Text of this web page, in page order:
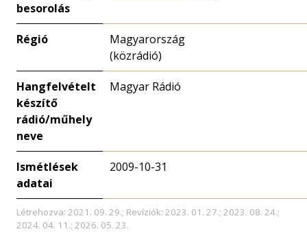
besorolás
Régió
Magyarország
(közrádió)
Hangfelvételt
készítő
rádió/műhely
neve
Magyar Rádió
Ismétlések
adatai
2009-10-31
Létrehozva: 2021. 09. 29.; Revíziók: 2023. 01. 27.; 2023. 08. 24.;
2024. 04. 11.; 2026. 05. 23.